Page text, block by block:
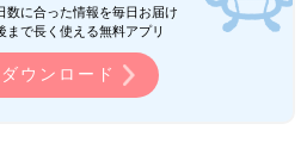
数に合った情報を毎日お届け
まで長く使える無料アプリ
ウンロード